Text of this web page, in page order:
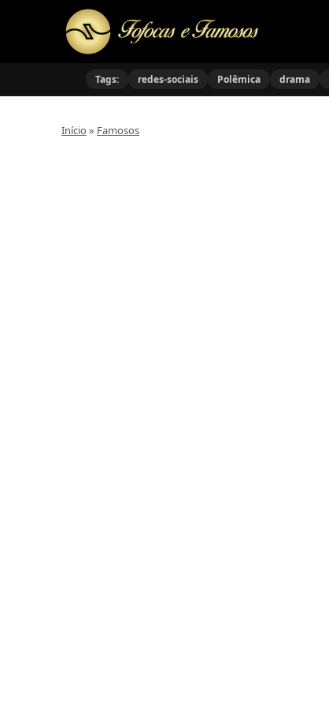
Tags: redes-sociais Polêmica drama
Início » Famosos